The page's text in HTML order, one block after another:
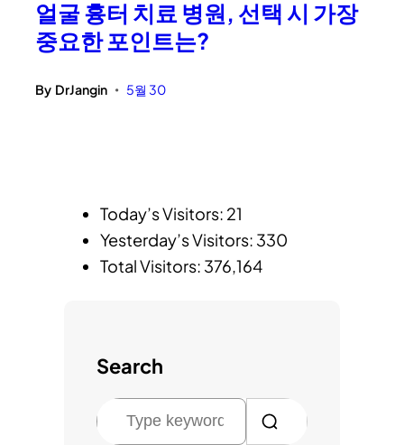
얼굴 흉터 치료 병원, 선택 시 가장
중요한 포인트는?
By DrJangin • 5월 30
Today’s Visitors: 21
Yesterday’s Visitors: 330
Total Visitors: 376,164
Search